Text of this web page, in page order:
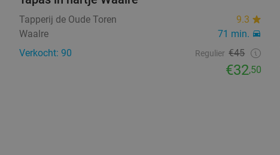
Tapperij de Oude Toren
9.3
Waalre
71 min.
Verkocht: 90
Regulier €45
€32,50